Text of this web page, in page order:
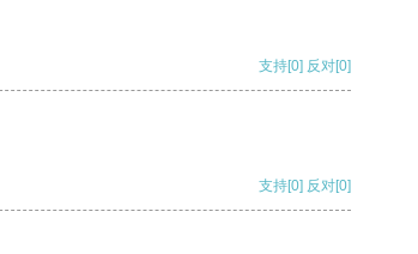
支持[0] 反对[0]
支持[0] 反对[0]